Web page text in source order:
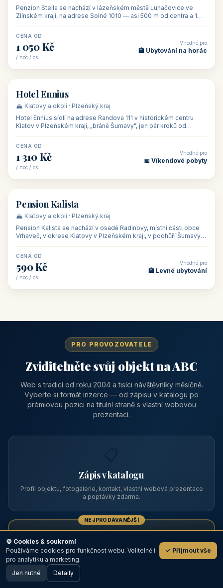
Penzion Stella se nachází v lázeňském městě Luhačovice ve
Zlínském kraji, na adrese Solné 1010 — asi 500 m od centra a 1
CENA OD
1 050 Kč
/ noc / os.
Vhodné pro
🏨 Ubytování na horác
🏨 hotel
Hotel Ennius
🏔️ Klatovy a okolí · Plzeňský kraj
Hotel Ennius sídlí na adrese Randova 111 v historickém centru
Klatov v Plzeňském kraji, „bráně Šumavy", jen pár kroků od
CENA OD
1 310 Kč
/ noc / os.
Vhodné pro
📅 Víkendové pobyty
🏡 penzion
Pension Kalista
🏔️ Klatovy a okolí · Plzeňský kraj
Pension Kalista se nachází v osadě Radinovy, místní části obce
Vrhaveč, v okrese Klatovy v Plzeňském kraji, v podhůří Šumavy
CENA OD
590 Kč
/ noc / os.
Vhodné pro
🏨 Levné ubytování
PRO PROVOZOVATELE
Zviditelněte svůj objekt na ABC
Web s tradicí od roku 2004 a tisíci návštěvníky měsíčně.
Vyberte si formát inzerce — od zápisu v katalogu po
prémiovou pozici na titulní straně s vlastní webovou
prezentací.
Zápis v katalogu
Profil objektu, fotogalerie, kontakt, vlastní webová prezentace
a poptávky zdarma.
NEJPRODÁVANĚJŠÍ
Prémiový partner
TOP pozice na titulce, přednost ve výpisech, zlatý odznak a
💬
🖥️ Desktop verze
🍪 Cookies & soukromí
Používáme cookies pro funkčnost webu. Volitelně i
pro analytiku a marketing.
✓ Přijmout vše
Jen nutné Detaily